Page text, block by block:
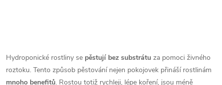
Hydroponické rostliny se pěstují bez substrátu za pomoci živného
roztoku. Tento způsob pěstování nejen pokojovek přináší rostlinám
mnoho benefitů. Rostou totiž rychleji, lépe koření, jsou méně